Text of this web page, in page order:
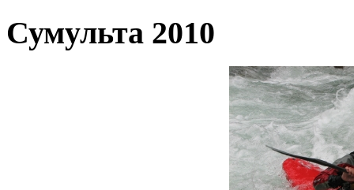
Сумульта 2010